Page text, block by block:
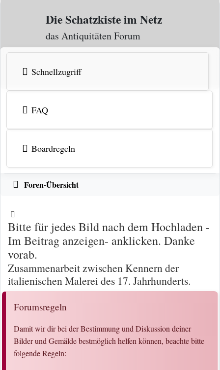
Zum Inhalt
Die Schatzkiste im Netz
das Antiquitäten Forum
Schnellzugriff
FAQ
Boardregeln
Foren-Übersicht
Bitte für jedes Bild nach dem Hochladen -
Im Beitrag anzeigen- anklicken. Danke
vorab.
Zusammenarbeit zwischen Kennern der
italienischen Malerei des 17. Jahrhunderts.
Forumsregeln
Damit wir dir bei der Bestimmung und Diskussion deiner
Bilder und Gemälde bestmöglich helfen können, beachte bitte
folgende Regeln: